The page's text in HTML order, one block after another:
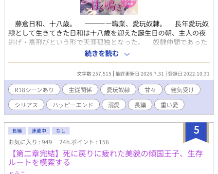
藤倉日和、十八歳。 ――――職業、愛玩奴隷。 長年愛玩奴
隷として生きてきた日和は十八歳を迎えた誕生日の朝、主人の夜
逃げ・高飛びという形で天涯孤独となった。 奴隷仲間であった
幼い他の少年たちは、保護という形で児童養護施設に引き取られ
ることに。 だが唯一成人していた日和だけが、生きる術も持た
ぬままその身一つで屋敷から放り出されそうになる。 そんな
中、日和の様子を見かねた男……樫原が、自らの主人へ日和を引
き会わせてくれることに。 彼の主人は東條院グループ御曹司で
ある三兄弟であった。 三人の御主人様の相手を一人でするだな
んて、さぞ大変なことに……と思いきや、奴隷なのに衣食住はも
ちろん、社会保障やら福利厚生までが充実しているという。 愛
玩奴隷としての仕事に従事した日は深夜割増付きの特別手当が出
るというから驚きだ。 「キミをその金額で一年間契約社員として
雇う。その代わり、キミはこの屋敷で働きながら、まずは社会の
ことを学びなさい」 こうして日和は、新たな家・東條院家で、
愛玩奴隷として新たな日々を迎えることになる。 だが愛玩奴隷
として育った日和は表面上の問題に加え、内面的にも沢山の問題
続きを読む
文字数 257,515 最終更新日 2026.7.31 登録日 2022.10.31
R18シーンあり 主従関係 愛玩奴隷 甘々
健気受け
シリアス
ハッピーエンド 溺愛 長編 重い愛
5
長編 連載中 なし
お気に入り : 949 24h.ポイント : 156
【第二章完結】死に戻りに疲れた美貌の傾国王子、生存
ルートを模索する